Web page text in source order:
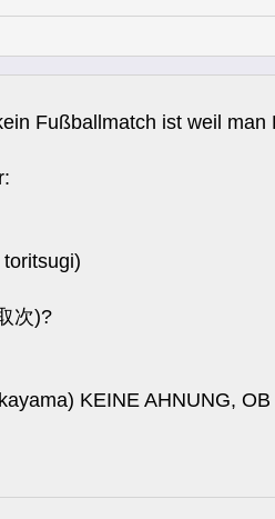
Fußballmatch ist weil
次)?
KEINE AHNUNG,